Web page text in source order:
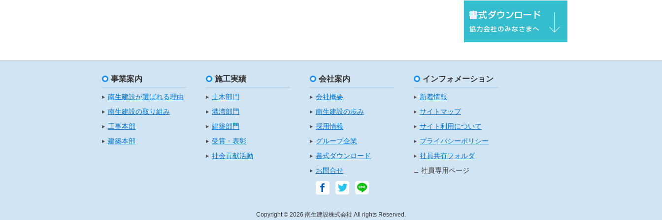
事業案内
南生建設が選ばれる理由
南生建設の取り組み
工事本部
建築本部
施工実績
土木部門
港湾部門
建築部門
受賞・表彰
社会貢献活動
会社案内
会社概要
南生建設の歩み
採用情報
グループ企業
書式ダウンロード
お問合せ
インフォメーション
新着情報
サイトマップ
サイト利用について
プライバシーポリシー
社員共有フォルダ
社員専用ページ
Copyright © 2026 南生建設株式会社 All rights Reserved.